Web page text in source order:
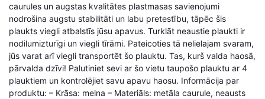
caurules un augstas kvalitātes plastmasas savienojumi
nodrošina augstu stabilitāti un labu pretestību, tāpēc šis
plaukts viegli atbalstīs jūsu apavus. Turklāt neaustie plaukti ir
nodilumizturīgi un viegli tīrāmi. Pateicoties tā nelielajam svaram,
jūs varat arī viegli transportēt šo plauktu. Tas, kurš valda haosā,
pārvalda dzīvi! Palutiniet sevi ar šo vietu taupošo plauktu ar 4
plauktiem un kontrolējiet savu apavu haosu. Informācija par
produktu: – Krāsa: melna – Materiāls: metāla caurule, neausts